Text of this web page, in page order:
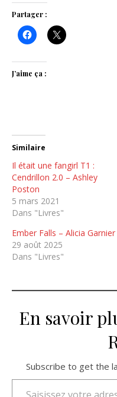
Partager :
J’aime ça :
Similaire
Il était une fangirl T1 :
Cendrillon 2.0 – Ashley
Poston
5 mars 2021
Dans "Livres"
Ember Falls – Alicia Garnier
29 août 2025
Dans "Livres"
En savoir
Subscribe to get the
Saisissez votre adresse